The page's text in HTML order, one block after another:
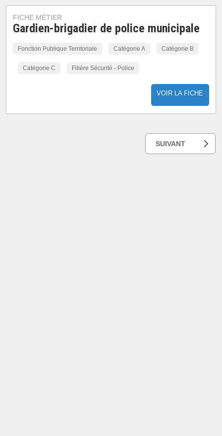
FICHE MÉTIER
Gardien-brigadier de police municipale
Fonction Publique Territoriale Catégorie A Catégorie B
Catégorie C Filière Sécurité - Police
VOIR LA FICHE
SUIVANT